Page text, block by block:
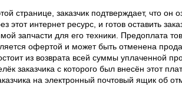
странице, заказчик подтверждает, что он
этот интернет ресурс, и готов оставить
запчасти для его техники. Предоплата
офертой и может быть отменена
из возврата всей суммы уплаченной
заказчика с которого был внесён этот
на электронный почтовый ящик об